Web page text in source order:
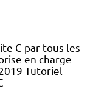
C par tous les
en charge
Tutoriel